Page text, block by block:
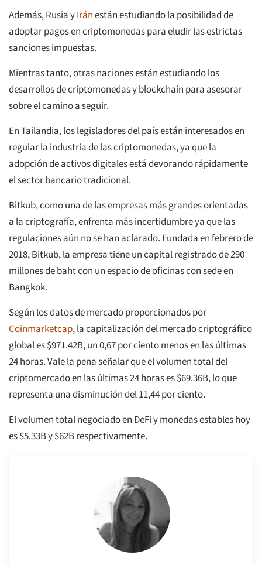
Además, Rusia yIránestán estudiando la posibilidad de
adoptar pagos en criptomonedas para eludir las estrictas
sanciones impuestas.
Mientras tanto, otras naciones están estudiando los
desarrollos de criptomonedas y blockchain para asesorar
sobre el camino a seguir.
En Tailandia, los legisladores del país están interesados en
regular la industria de las criptomonedas, ya que la
adopción de activos digitales está devorando rápidamente
el sector bancario tradicional.
Bitkub, como una de las empresas más grandes orientadas
a la criptografía, enfrenta más incertidumbre ya que las
regulaciones aún no se han aclarado. Fundada en febrero de
2018, Bitkub, la empresa tiene un capital registrado de 290
millones de baht con un espacio de oficinas con sede en
Bangkok.
Según los datos de mercado proporcionados por
Coinmarketcap, la capitalización del mercado criptográfico
global es $971.42B, un 0,67 por ciento menos en las últimas
24 horas. Vale la pena señalar que el volumen total del
criptomercado en las últimas 24 horas es $69.36B, lo que
representa una disminución del 11,44 por ciento.
El volumen total negociado en DeFi y monedas estables hoy
es $5.33B y $62B respectivamente.